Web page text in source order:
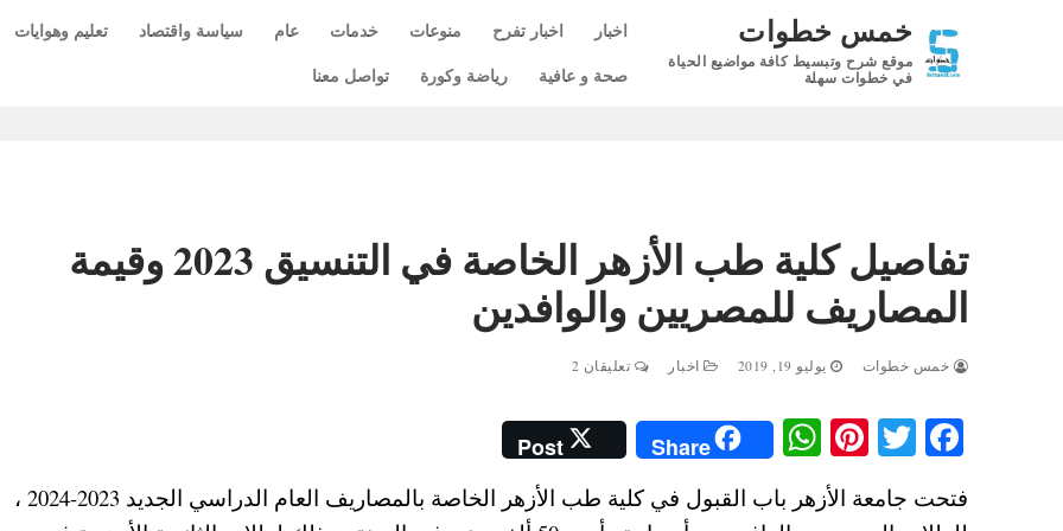
خمس خطوات
موقع شرح وتبسيط كافة مواضيع الحياة
في خطوات سهلة
اخبار اخبار تفرح منوعات خدمات عام سياسة واقتصاد
تعليم وهوايات
صحة و عافية
رياضة وكورة تواصل معنا
تفاصيل كلية طب الأزهر الخاصة في التنسيق 2023 وقيمة
المصاريف للمصريين والوافدين
خمس خطوات يوليو 19, 2019 اخبار تعليقان 2
Fa
bo
T
wi
tte
Pi
nt
er
W
ha
ts
Share
Post
فتحت جامعة الأزهر باب القبول في كلية طب الأزهر الخاصة بالمصاريف العام الدراسي الجديد 2023-2024 ،